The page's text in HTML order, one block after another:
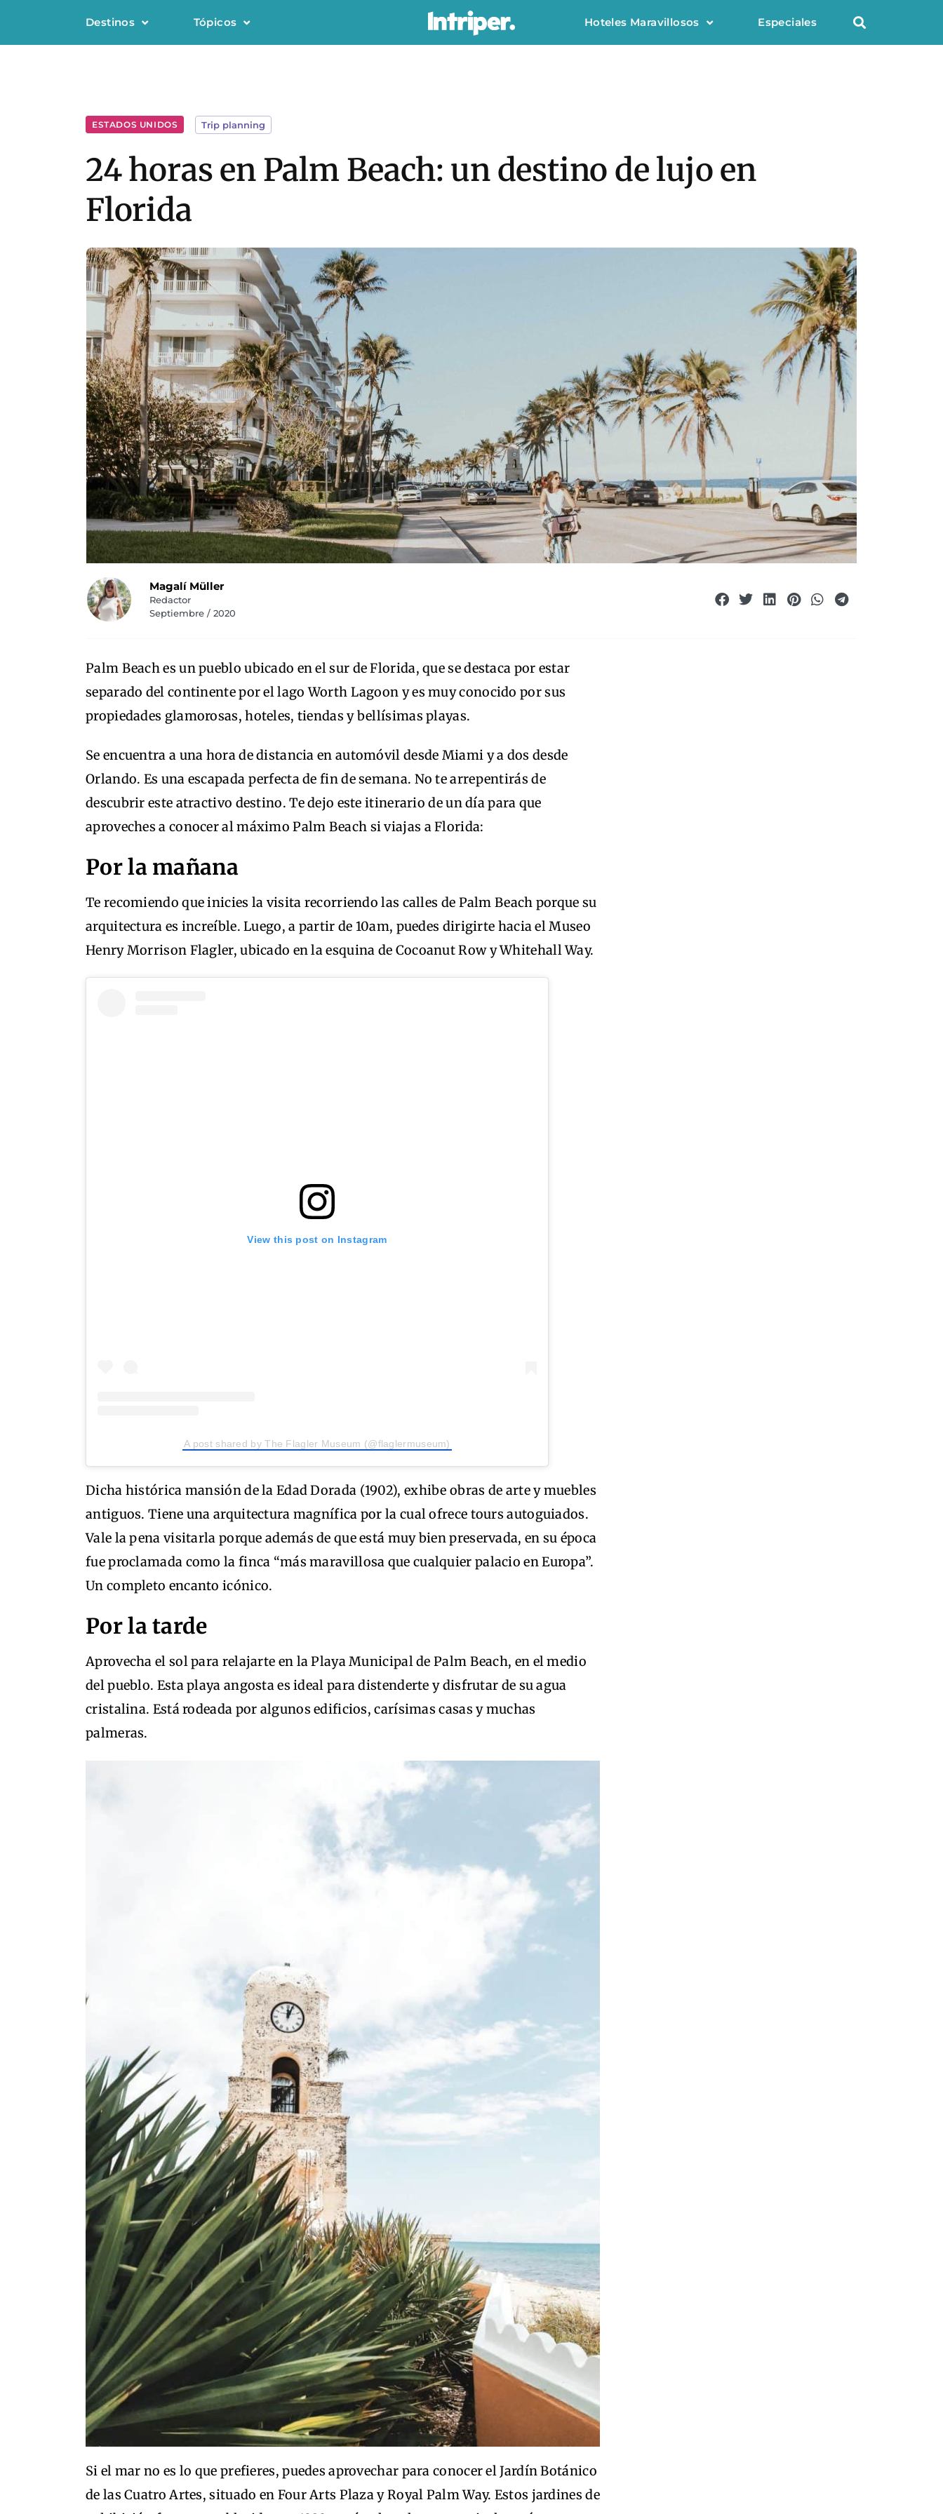
Destinos Tópicos Hoteles Maravillosos Especiales
ESTADOS UNIDOS Trip planning
24 horas en Palm Beach: un destino de lujo en
Florida
Magalí Müller
Redactor
Septiembre / 2020
Palm Beach es un pueblo ubicado en el sur de Florida, que se destaca por estar
separado del continente por el lago Worth Lagoon y es muy conocido por sus
propiedades glamorosas, hoteles, tiendas y bellísimas playas.
Se encuentra a una hora de distancia en automóvil desde Miami y a dos desde
Orlando. Es una escapada perfecta de fin de semana. No te arrepentirás de
descubrir este atractivo destino. Te dejo este itinerario de un día para que
aproveches a conocer al máximo Palm Beach si viajas a Florida:
Por la mañana
Te recomiendo que inicies la visita recorriendo las calles de Palm Beach porque su
arquitectura es increíble. Luego, a partir de 10am, puedes dirigirte hacia el Museo
Henry Morrison Flagler, ubicado en la esquina de Cocoanut Row y Whitehall Way.
View this post on Instagram
A post shared by The Flagler Museum (@flaglermuseum)
Dicha histórica mansión de la Edad Dorada (1902), exhibe obras de arte y muebles
antiguos. Tiene una arquitectura magnífica por la cual ofrece tours autoguiados.
Vale la pena visitarla porque además de que está muy bien preservada, en su época
fue proclamada como la finca “más maravillosa que cualquier palacio en Europa”.
Un completo encanto icónico.
Por la tarde
Aprovecha el sol para relajarte en la Playa Municipal de Palm Beach, en el medio
del pueblo. Esta playa angosta es ideal para distenderte y disfrutar de su agua
cristalina. Está rodeada por algunos edificios, carísimas casas y muchas
palmeras.
Si el mar no es lo que prefieres, puedes aprovechar para conocer el Jardín Botánico
de las Cuatro Artes, situado en Four Arts Plaza y Royal Palm Way. Estos jardines de